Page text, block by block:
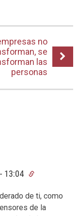
no
se
las
personas
13:04
de ti, como
de la